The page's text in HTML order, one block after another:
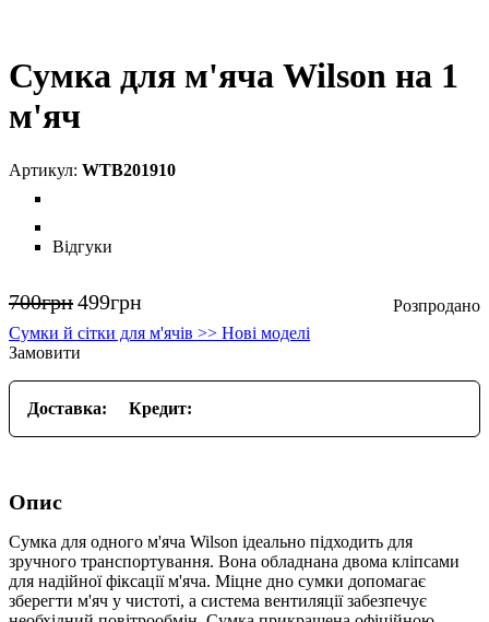
Сумка для м'яча Wilson на 1
м'яч
WTB201910
Відгуки
700грн499грн
Сумки й сітки для м'ячів >> Нові моделі
Замовити
Доставка: Кредит:
Опис
Сумка для одного м'яча Wilson ідеально підходить для
зручного транспортування. Вона обладнана двома кліпсами
для надійної фіксації м'яча. Міцне дно сумки допомагає
зберегти м'яч у чистоті, а система вентиляції забезпечує